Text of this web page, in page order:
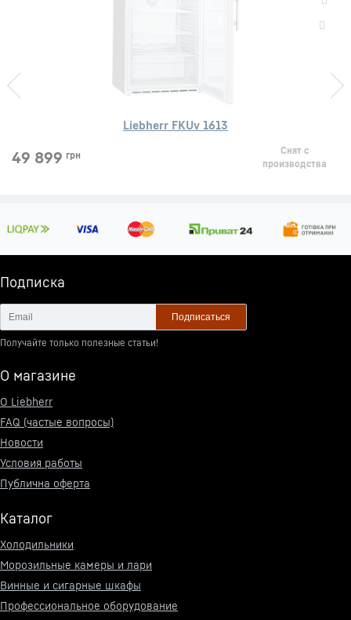
Liebherr FKUv 1613
49 899 грн
Снят с
производства
Подписка
Подписаться
Получайте только полезные статьи!
О магазине
О Liebherr
FAQ (частые вопросы)
Новости
Условия работы
Публична оферта
Каталог
Холодильники
Морозильные камеры и лари
Винные и сигарные шкафы
Профессиональное оборудование